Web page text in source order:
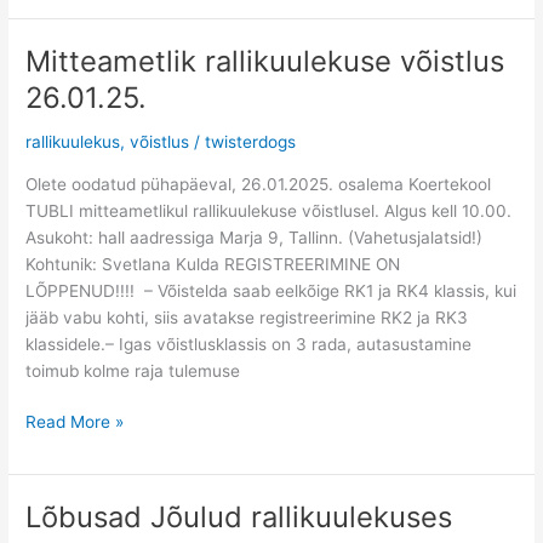
Mitteametlik rallikuulekuse võistlus
26.01.25.
rallikuulekus,võistlus /twisterdogs
Olete oodatud pühapäeval, 26.01.2025. osalema Koertekool
TUBLI mitteametlikul rallikuulekuse võistlusel. Algus kell 10.00.
Asukoht: hall aadressiga Marja 9, Tallinn. (Vahetusjalatsid!)
Kohtunik: Svetlana Kulda REGISTREERIMINE ON
LÕPPENUD!!!! – Võistelda saab eelkõige RK1 ja RK4 klassis, kui
jääb vabu kohti, siis avatakse registreerimine RK2 ja RK3
klassidele.– Igas võistlusklassis on 3 rada, autasustamine
toimub kolme raja tulemuse
Mitteametlik
rallikuulekuse
võistlus
26.01.25.
Read More »
Lõbusad Jõulud rallikuulekuses
Lõbusad